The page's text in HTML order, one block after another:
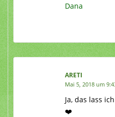
Dana
ARETI
Mai 5, 2018 um
Ja, das lass
❤️